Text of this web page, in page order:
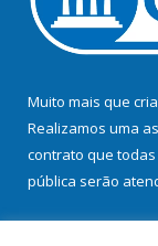
Muito mais que
Realizamos uma
contrato que
pública serão